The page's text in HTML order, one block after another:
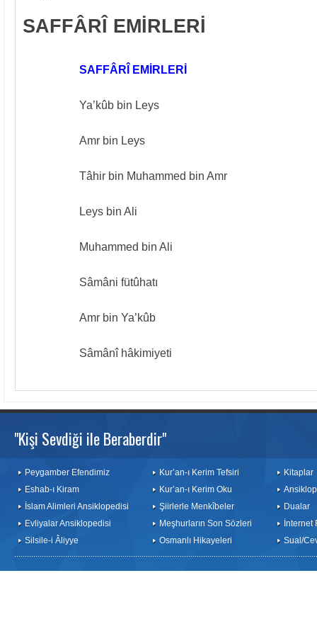
SAFFÂRÎ EMİRLERİ
SAFFÂRÎ EMİRLERİ
Ya’kûb bin Leys
Amr bin Leys
Tâhir bin Muhammed bin Amr
Leys bin Ali
Muhammed bin Ali
Sâmâni fütûhatı
Amr bin Ya’kûb
Sâmânî hâkimiyeti
"Kişi Sevdiği ile Beraberdir"
Peygamber Efendimiz
Eshab-ı Kiram
İslam Alimleri Ansiklopedisi
Evliyalar Ansiklopedisi
Silsile-i Âliyye
Kur’an-ı Kerim Tefsiri
Kur’an-ı Kerim Oku
Şiirlerle Menkîbeler
Meşhurların Son Sözleri
Osmanlı Hikayeleri
Kitaplar
Dualar
İnternet
Sual/